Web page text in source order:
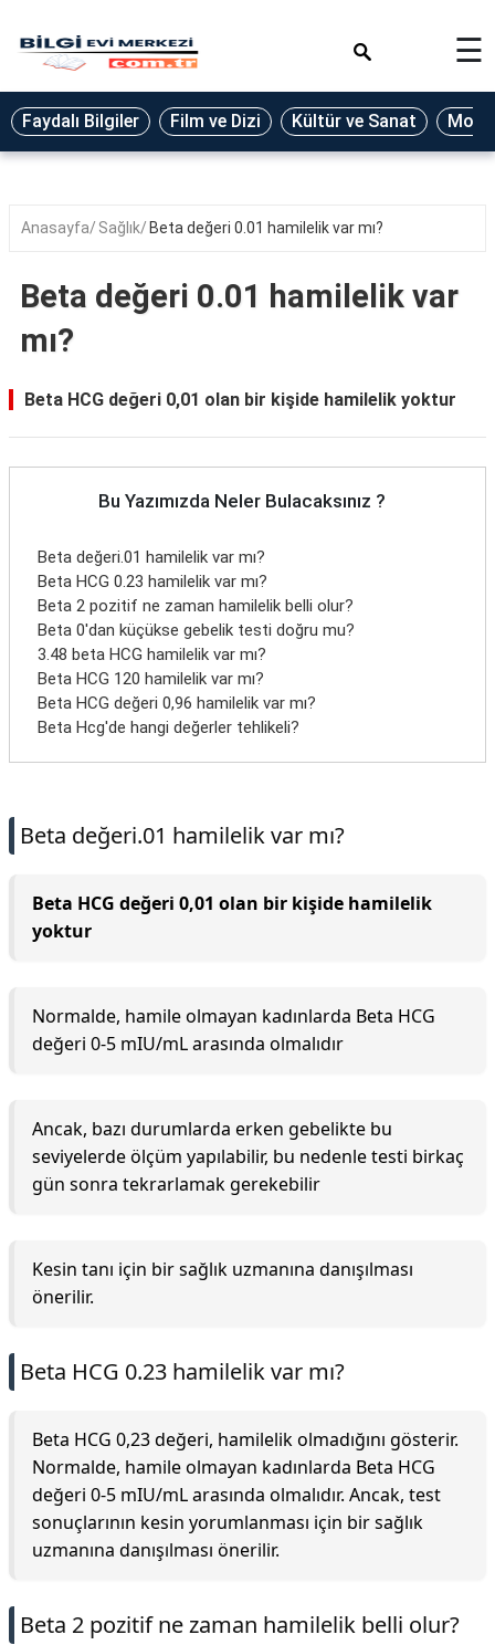
Eğitim
Ekonomi
Seyahat
Oyun
Yaşam
Hukuk
Blog
☰
Faydalı Bilgiler Film ve Dizi Kültür ve Sanat
Anasayfa Sağlık Beta değeri 0.01 hamilelik var mı?
Beta değeri 0.01 hamilelik var
mı?
Beta HCG değeri 0,01 olan bir kişide hamilelik yoktur
Bu Yazımızda Neler Bulacaksınız ?
Beta değeri.01 hamilelik var mı?
Beta HCG 0.23 hamilelik var mı?
Beta 2 pozitif ne zaman hamilelik belli olur?
Beta 0'dan küçükse gebelik testi doğru mu?
3.48 beta HCG hamilelik var mı?
Beta HCG 120 hamilelik var mı?
Beta HCG değeri 0,96 hamilelik var mı?
Beta Hcg'de hangi değerler tehlikeli?
Beta değeri.01 hamilelik var mı?
Beta HCG değeri 0,01 olan bir kişide hamilelik
yoktur
Normalde, hamile olmayan kadınlarda Beta HCG
değeri 0-5 mIU/mL arasında olmalıdır
Ancak, bazı durumlarda erken gebelikte bu
seviyelerde ölçüm yapılabilir, bu nedenle testi birkaç
gün sonra tekrarlamak gerekebilir
Kesin tanı için bir sağlık uzmanına danışılması
önerilir.
Beta HCG 0.23 hamilelik var mı?
Beta HCG 0,23 değeri, hamilelik olmadığını gösterir.
Normalde, hamile olmayan kadınlarda Beta HCG
değeri 0-5 mIU/mL arasında olmalıdır. Ancak, test
sonuçlarının kesin yorumlanması için bir sağlık
uzmanına danışılması önerilir.
Beta 2 pozitif ne zaman hamilelik belli olur?